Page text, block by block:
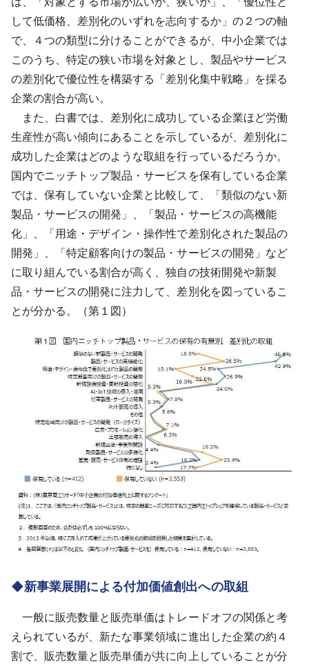
して低価格、差別化のいずれを志向するか」の２つの軸
で、４つの類型に分けることができるが、中小企業では
このうち、特定の狭い市場を対象とし、製品やサービス
の差別化で優位性を構築する「差別化集中戦略」を採る
企業の割合が高い。
また、白書では、差別化に成功している企業ほど労働
生産性が高い傾向にあることを示しているが、差別化に
成功した企業はどのような取組を行っているだろうか。
国内でニッチトップ製品・サービスを保有している企業
では、保有していない企業と比較して、「類似のない新
製品・サービスの開発」、「製品・サービスの高機能
化」、「用途・デザイン・操作性で差別化された製品の
開発」、「特定顧客向けの製品・サービスの開発」など
に取り組んでいる割合が高く、独自の技術開発や新製
品・サービスの開発に注力して、差別化を図っているこ
とが分かる。（第１図）
◆新事業展開による付加価値創出への取組
一般に販売数量と販売単価はトレードオフの関係と考
えられているが、新たな事業領域に進出した企業の約４
割で、販売数量と販売単価が共に向上していることが分